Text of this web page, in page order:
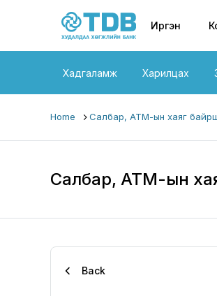
Иргэн
Хадгаламж Харилцах
Home Салбар, АТМ-ын хаяг
Салбар, АТМ-ын
Back